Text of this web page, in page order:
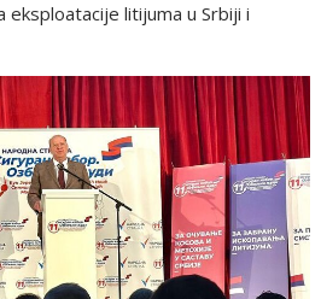
eksploatacije litijuma u Srbiji i